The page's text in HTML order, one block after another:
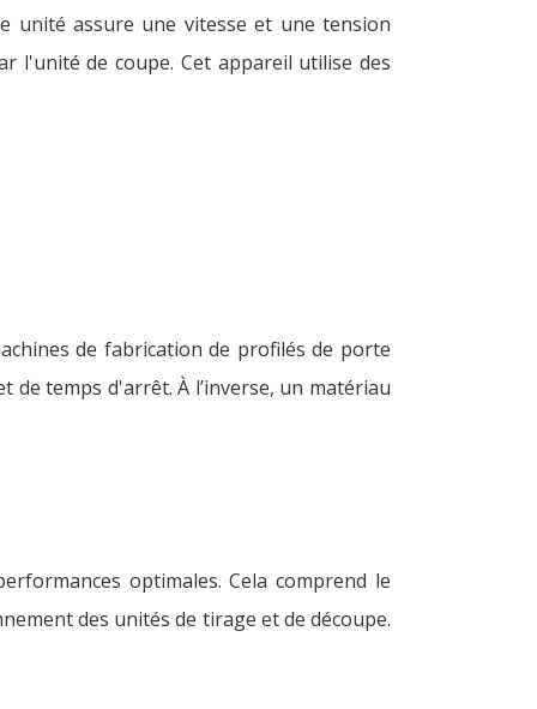
unité assure une vitesse et une tension
l'unité de coupe. Cet appareil utilise des
de fabrication de profilés de porte
temps d'arrêt. À l’inverse, un matériau
optimales. Cela comprend le
des unités de tirage et de découpe.